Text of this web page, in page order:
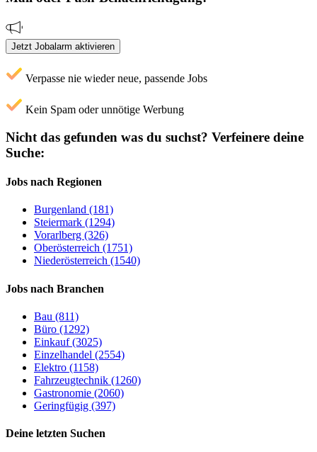
Jetzt Jobalarm aktivieren
Verpasse nie wieder neue, passende Jobs
Kein Spam oder unnötige Werbung
Nicht das gefunden was du suchst? Verfeinere deine
Suche:
Jobs nach Regionen
Burgenland (181)
Steiermark (1294)
Vorarlberg (326)
Oberösterreich (1751)
Niederösterreich (1540)
Jobs nach Branchen
Bau (811)
Büro (1292)
Einkauf (3025)
Einzelhandel (2554)
Elektro (1158)
Fahrzeugtechnik (1260)
Gastronomie (2060)
Geringfügig (397)
Deine letzten Suchen